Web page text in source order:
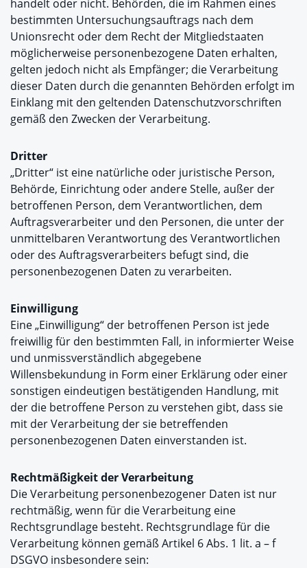
handelt oder nicht. Behörden, die im Rahmen eines
bestimmten Untersuchungsauftrags nach dem
Unionsrecht oder dem Recht der Mitgliedstaaten
möglicherweise personenbezogene Daten erhalten,
gelten jedoch nicht als Empfänger; die Verarbeitung
dieser Daten durch die genannten Behörden erfolgt im
Einklang mit den geltenden Datenschutzvorschriften
gemäß den Zwecken der Verarbeitung.
Dritter
„Dritter“ ist eine natürliche oder juristische Person,
Behörde, Einrichtung oder andere Stelle, außer der
betroffenen Person, dem Verantwortlichen, dem
Auftragsverarbeiter und den Personen, die unter der
unmittelbaren Verantwortung des Verantwortlichen
oder des Auftragsverarbeiters befugt sind, die
personenbezogenen Daten zu verarbeiten.
Einwilligung
Eine „Einwilligung“ der betroffenen Person ist jede
freiwillig für den bestimmten Fall, in informierter Weise
und unmissverständlich abgegebene
Willensbekundung in Form einer Erklärung oder einer
sonstigen eindeutigen bestätigenden Handlung, mit
der die betroffene Person zu verstehen gibt, dass sie
mit der Verarbeitung der sie betreffenden
personenbezogenen Daten einverstanden ist.
Rechtmäßigkeit der Verarbeitung
Die Verarbeitung personenbezogener Daten ist nur
rechtmäßig, wenn für die Verarbeitung eine
Rechtsgrundlage besteht. Rechtsgrundlage für die
Verarbeitung können gemäß Artikel 6 Abs. 1 lit. a – f
DSGVO insbesondere sein: